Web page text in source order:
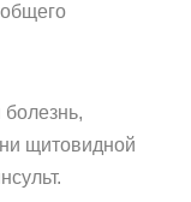
болезнь,
щитовидной